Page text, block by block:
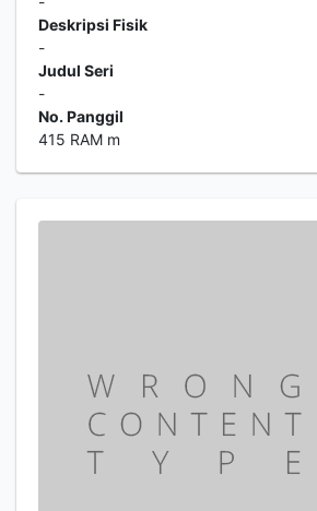
Deskripsi Fisik
-
Judul Seri
-
No. Panggil
415 RAM m